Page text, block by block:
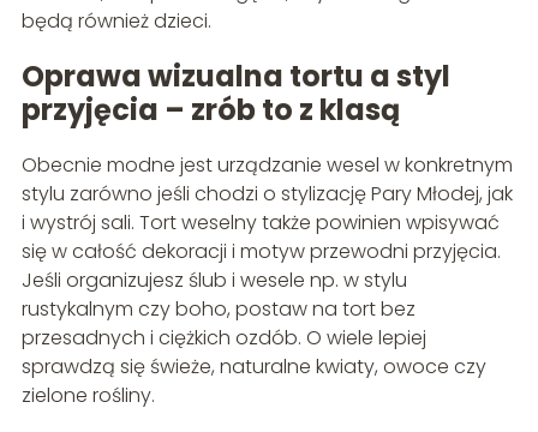
będą również dzieci.
Oprawa wizualna tortu a styl
przyjęcia – zrób to z klasą
Obecnie modne jest urządzanie wesel w konkretnym
stylu zarówno jeśli chodzi o stylizację Pary Młodej, jak
i wystrój sali. Tort weselny także powinien wpisywać
się w całość dekoracji i motyw przewodni przyjęcia.
Jeśli organizujesz ślub i wesele np. w stylu
rustykalnym czy boho, postaw na tort bez
przesadnych i ciężkich ozdób. O wiele lepiej
sprawdzą się świeże, naturalne kwiaty, owoce czy
zielone rośliny.